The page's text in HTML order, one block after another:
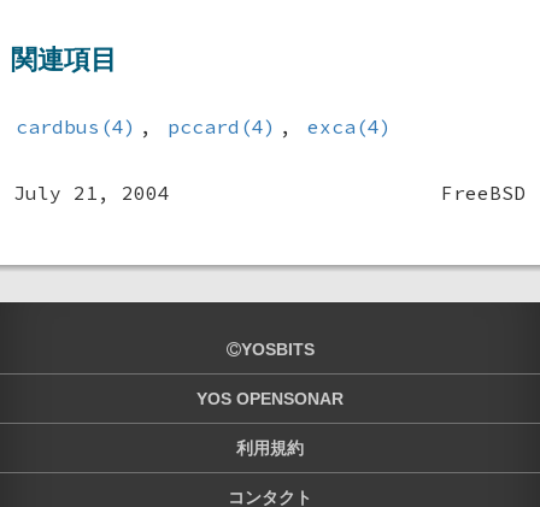
関連項目
cardbus(4) , pccard(4) , exca(4)
July 21, 2004 FreeBSD
YOSBITS
YOS OPENSONAR
利用規約
コンタクト